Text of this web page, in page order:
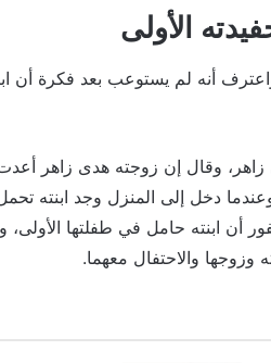
الأولى
أنه لم يستوعب بعد فكرة أن
وقال إن زوجته هدى زاهر أعدت
دخل إلى المنزل وجد ابنته
أن ابنته حامل في طفلتها
وزوجها والاحتفال معهما.